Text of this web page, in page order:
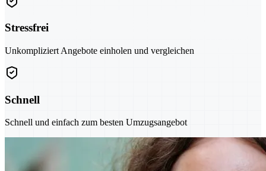
Stressfrei
Unkompliziert Angebote einholen und vergleichen
Schnell
Schnell und einfach zum besten Umzugsangebot